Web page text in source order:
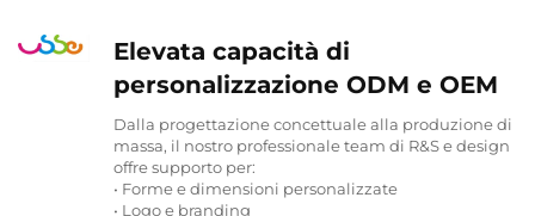
Elevata capacità di
personalizzazione ODM e OEM
Dalla progettazione concettuale alla produzione di
massa, il nostro professionale team di R&S e design
offre supporto per:
• Forme e dimensioni personalizzate
• Logo e branding